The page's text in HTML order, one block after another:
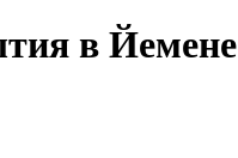
в Йемене